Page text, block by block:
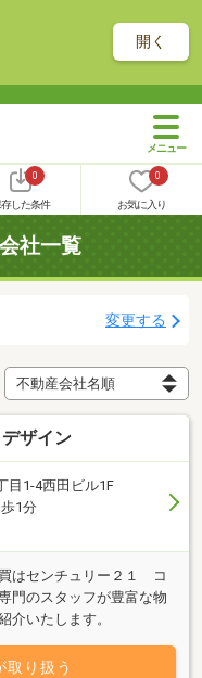
開く
0
した条件
0
お気に入り
社一覧
変更する
ザイン
目1-4西田ビル1F
1分
はセンチュリー２１ コ
門のスタッフが豊富な物
介いたします。
取り扱う